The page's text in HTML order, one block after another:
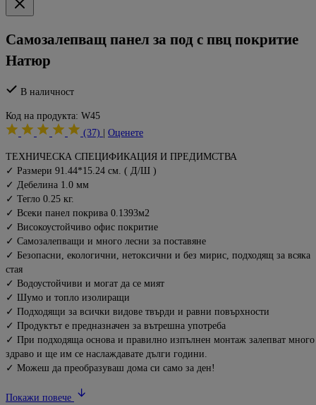
Самозалепващ панел за под с пвц покритие
Натюр
В наличност
Код на продукта: W45
(37)
Оценете
ТЕХНИЧЕСКА СПЕЦИФИКАЦИЯ И ПРЕДИМСТВА
✓ Размери 91.44*15.24 см. ( Д/Ш )
✓ Дебелина 1.0 мм
✓ Тегло 0.25 кг.
✓ Всеки панел покрива 0.1393м2
✓ Високоустойчиво офис покритие
✓ Самозалепващи и много лесни за поставяне
✓ Безопасни, екологични, нетоксични и без мирис, подходящ за всяка
стая
✓ Водоустойчиви и могат да се мият
✓ Шумо и топло изолиращи
✓ Подходящи за всички видове твърди и равни повърхности
✓ Продуктът е предназначен за вътрешна употреба
✓ При подходяща основа и правилно изпълнен монтаж залепват много
здраво и ще им се наслаждавате дълги години.
✓ Можеш да преобразуваш дома си само за ден!
Покажи повече